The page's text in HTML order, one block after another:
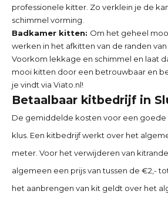
professionele kitter. Zo verklein je de
schimmel vorming.
Badkamer kitten: Om het geheel
werken in het afkitten van de randen
Voorkom lekkage en schimmel en laat
mooi kitten door een betrouwbaar en
je vindt via Viato.nl!
Betaalbaar kitbedrijf in
De gemiddelde kosten voor een
klus. Een kitbedrijf werkt over het
meter. Voor het verwijderen van
algemeen een prijs van tussen de €2,-
het aanbrengen van kit geldt over het